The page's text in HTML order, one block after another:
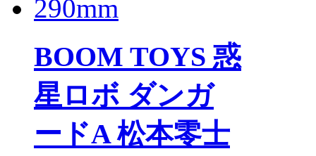
BOOM TOYS 惑
星ロボ ダンガ
ードA 松本零士